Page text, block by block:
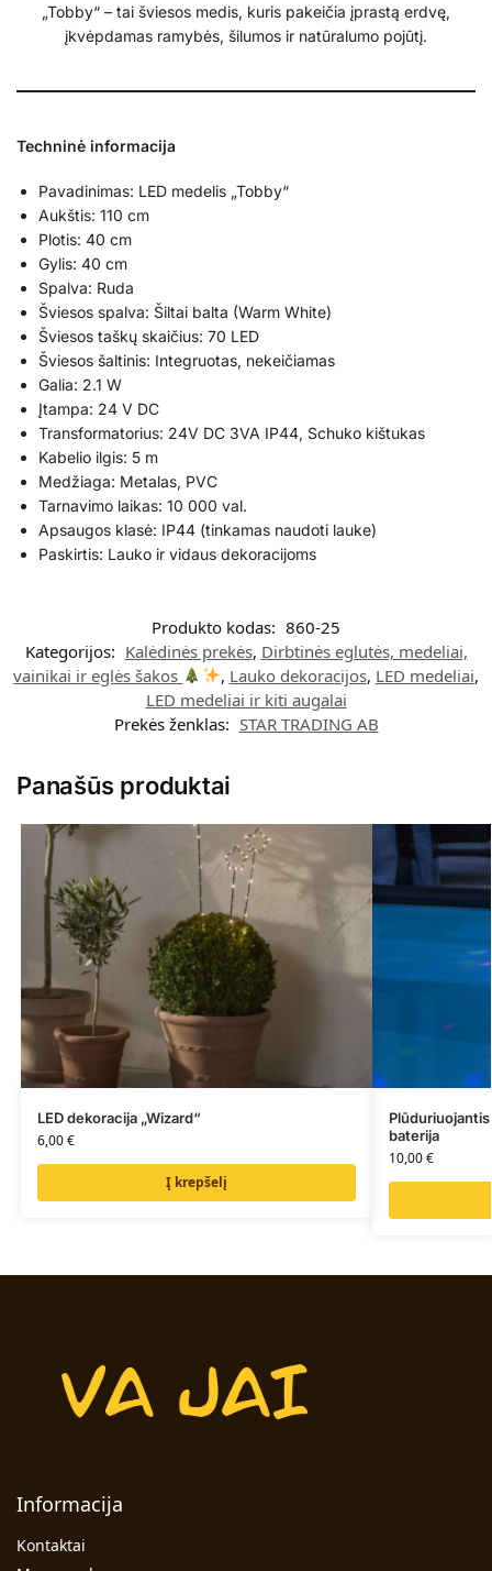
„Tobby“ – tai šviesos medis, kuris pakeičia įprastą erdvę,
įkvėpdamas ramybės, šilumos ir natūralumo pojūtį.
Techninė informacija
Pavadinimas: LED medelis „Tobby“
Aukštis: 110 cm
Plotis: 40 cm
Gylis: 40 cm
Spalva: Ruda
Šviesos spalva: Šiltai balta (Warm White)
Šviesos taškų skaičius: 70 LED
Šviesos šaltinis: Integruotas, nekeičiamas
Galia: 2.1 W
Įtampa: 24 V DC
Transformatorius: 24V DC 3VA IP44, Schuko kištukas
Kabelio ilgis: 5 m
Medžiaga: Metalas, PVC
Tarnavimo laikas: 10 000 val.
Apsaugos klasė: IP44 (tinkamas naudoti lauke)
Paskirtis: Lauko ir vidaus dekoracijoms
Produkto kodas: 860-25
Kategorijos: Kalėdinės prekės, Dirbtinės eglutės, medeliai,
vainikai ir eglės šakos
, Lauko dekoracijos, LED medeliai,
LED medeliai ir kiti augalai
Prekės ženklas: STAR TRADING AB
Panašūs produktai
LED dekoracija „Wizard“
6,00€
Į krepšelį
baterija
10,00€
Informacija
Kontaktai